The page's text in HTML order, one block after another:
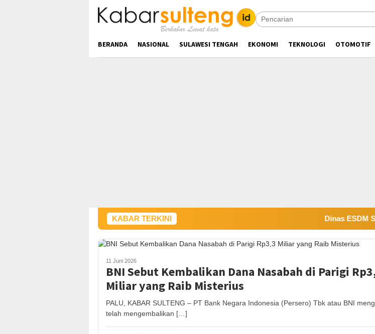
BERANDA NASIONAL SULAWESI TENGAH EKONOMI TEKNOLOGI OTOMOTIF
KABAR TERKINI Dinas ESDM Sulteng
11 Juni 2026
BNI Sebut Kembalikan Dana Nasabah di Parigi
Miliar yang Raib Misterius
PALU, KABAR SULTENG – PT Bank Negara Indonesia (Persero) Tbk atau BNI
telah mengembalikan […]